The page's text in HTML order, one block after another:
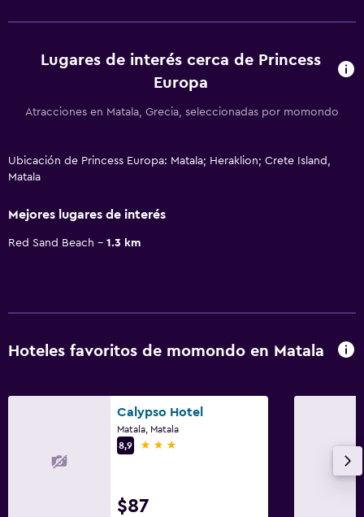
Lugares de interés cerca de Princess
Europa
Atracciones en Matala, Grecia, seleccionadas por momondo
Ubicación de Princess Europa: Matala; Heraklion; Crete Island,
Matala
Mejores lugares de interés
Red Sand Beach 1.3 km
Hoteles favoritos de momondo en Matala
Calypso Hotel
Matala, Matala
8,9
3 estrellas
$87